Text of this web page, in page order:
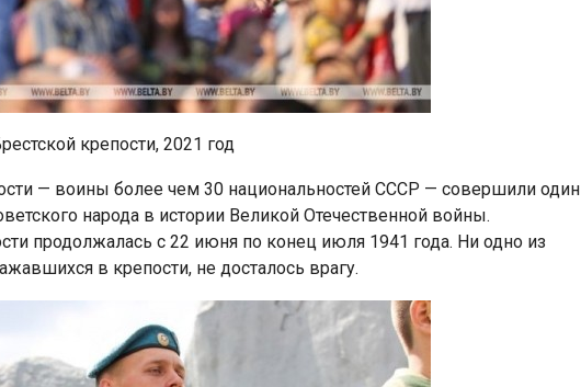
крепости, 2021 год
— воины более чем 30 национальностей СССР — совершили один
народа в истории Великой Отечественной войны.
продолжалась с 22 июня по конец июля 1941 года. Ни одно из
в крепости, не досталось врагу.